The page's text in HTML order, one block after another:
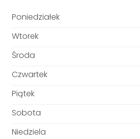
Poniedziałek
Wtorek
Środa
Czwartek
Piątek
Sobota
Niedziela